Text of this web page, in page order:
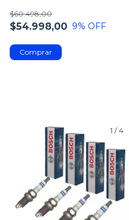
$54.998,00
$60.498,00
9% OFF
1 /4